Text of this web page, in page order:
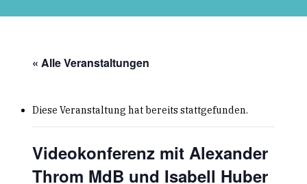
« Alle Veranstaltungen
Diese Veranstaltung hat bereits stattgefunden.
Videokonferenz mit Alexander
Throm MdB und Isabell Huber